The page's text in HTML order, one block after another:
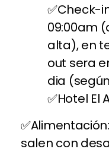
Check-
09:00am
alta), en
out sera
dia
Hotel El
salen con